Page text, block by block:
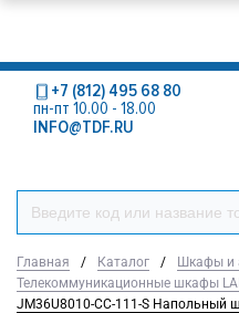
+7 (812) 495 68 80
пн-пт 10.00 - 18.00
INFO@TDF.RU
Главная / Каталог / Шкафы и
Телекоммуникационные шкафы
JM36U8010-CC-111-S Напольный